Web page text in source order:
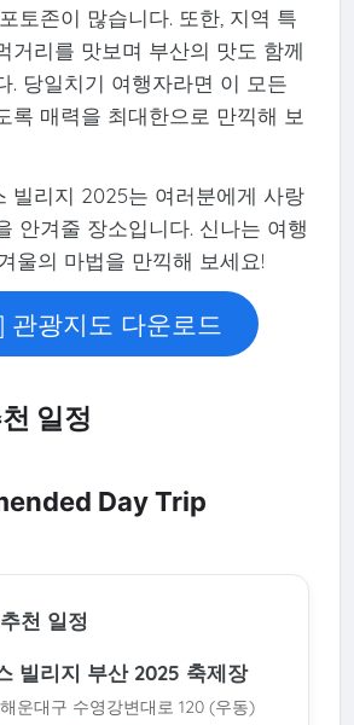
토존이 많습니다. 또한, 지역 특
거리를 맛보며 부산의 맛도 함께
. 당일치기 여행자라면 이 모든
록 매력을 최대한으로 만끽해 보
빌리지 2025는 여러분에게 사랑
안겨줄 장소입니다. 신나는 여행
울의 마법을 만끽해 보세요!
관광지도 다운로드
일정
Day Trip
천 일정
빌리지 부산 2025 축제장
운대구 수영강변대로 120 (우동)